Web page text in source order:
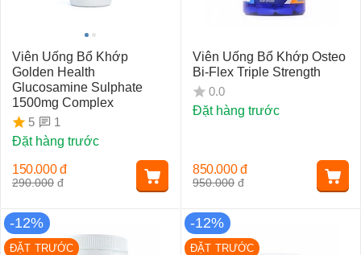
Viên Uống Bổ Khớp
Golden Health
Glucosamine Sulphate
1500mg Complex
5
1
Đặt hàng trước
290.000 đ
150.000 đ
Viên Uống Bổ Khớp Osteo
Bi-Flex Triple Strength
0.0
Đặt hàng trước
950.000 đ
850.000 đ
-12%
ĐẶT TRƯỚC
-12%
ĐẶT TRƯỚC